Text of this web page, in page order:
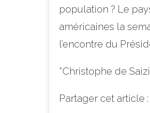
population ? Le
américaines la
l’encontre du
*Christophe de
Partager cet article :